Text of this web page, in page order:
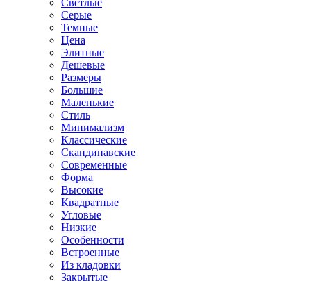
Светлые
Серые
Темные
Цена
Элитные
Дешевые
Размеры
Большие
Маленькие
Стиль
Минимализм
Классические
Скандинавские
Современные
Форма
Высокие
Квадратные
Угловые
Низкие
Особенности
Встроенные
Из кладовки
Закрытые